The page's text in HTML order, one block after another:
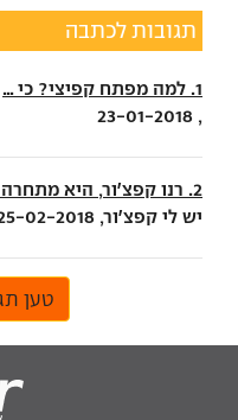
תגובות לכתבה
1. למה מפתח קפיצי? כי ...
, 23-01-2018
2. רנו קפצ'ור, היא מתחרה ראויה ביותר
יש לי קפצ'ור, 25-02-2018
טען